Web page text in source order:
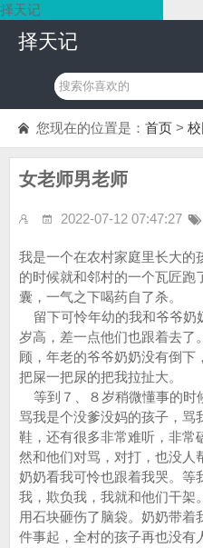
择天记
择天记
您现在的位置是： 首页 >
女老师男老师
2022-07-12 07:47:27
我是一个在农村家庭里长大的
的时候就和邻村的一个瓦匠跑
囊，一气之下喝药自了杀。
留下可怜年幼的我和爷爷奶
岁高，差一点他们也跟着去了
顾，年老的爷爷奶奶没有倒下
把屎一把尿的把我拉扯大。
等到７、８岁稍微懂事的时
骂我是个没爹没妈的孩子，骂
鞋，还有很多非常难听，非常
然和他们对骂，对打，也没人
奶奶看我可怜也跟着我哭。等
我，欺负我，我就和他们干架
用石块砸伤了脑袋。奶奶带着
件事起，全村的孩子再也没有